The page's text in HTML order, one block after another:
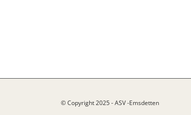
© Copyright 2025 - ASV -Emsdetten